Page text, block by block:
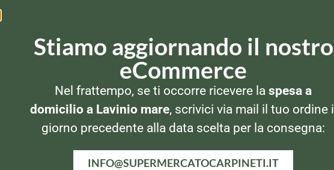
Stiamo aggiornando il nostro
eCommerce
Nel frattempo, se ti occorre ricevere la spesa a
domicilio a Lavinio mare, scrivici via mail il tuo ordine il
giorno precedente alla data scelta per la consegna:
INFO@SUPERMERCATOCARPINETI.IT